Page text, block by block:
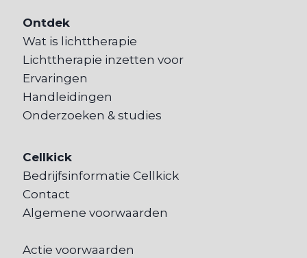
Ontdek
Wat is lichttherapie
Lichttherapie inzetten voor
Ervaringen
Handleidingen
Onderzoeken & studies
Cellkick
Bedrijfsinformatie Cellkick
Contact
Algemene voorwaarden
Actie voorwaarden